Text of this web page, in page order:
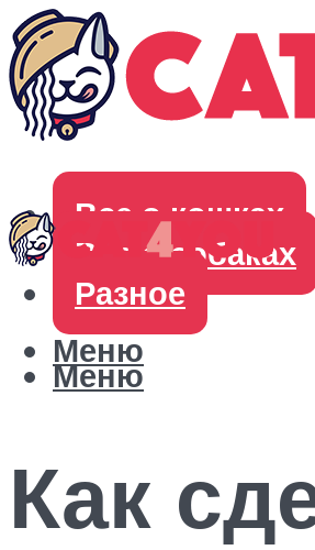
Все о кошках
Все о собаках
Разное
Меню
Меню
Как